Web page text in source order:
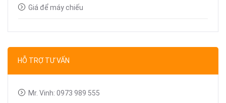
Giá để máy chiếu
Bút trình chiếu
Linh kiện máy chiếu
HỖ TRỢ TƯ VẤN
Mr. Vinh: 0973 989 555